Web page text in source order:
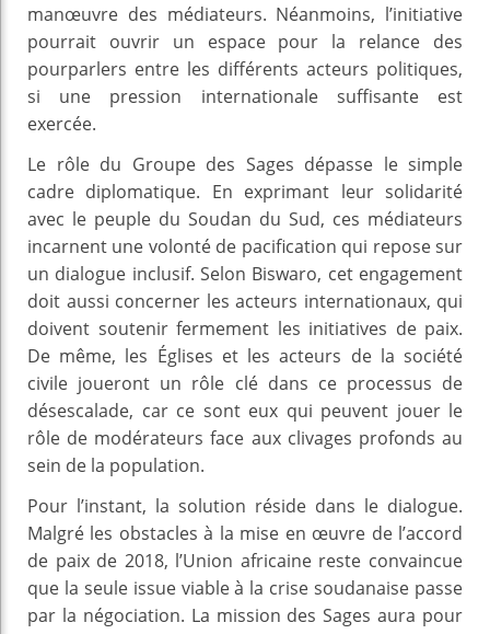
manœuvre des médiateurs. Néanmoins, l’initiative
pourrait ouvrir un espace pour la relance des
pourparlers entre les différents acteurs politiques,
si une pression internationale suffisante est
exercée.
Le rôle du Groupe des Sages dépasse le simple
cadre diplomatique. En exprimant leur solidarité
avec le peuple du Soudan du Sud, ces médiateurs
incarnent une volonté de pacification qui repose sur
un dialogue inclusif. Selon Biswaro, cet engagement
doit aussi concerner les acteurs internationaux, qui
doivent soutenir fermement les initiatives de paix.
De même, les Églises et les acteurs de la société
civile joueront un rôle clé dans ce processus de
désescalade, car ce sont eux qui peuvent jouer le
rôle de modérateurs face aux clivages profonds au
sein de la population.
Pour l’instant, la solution réside dans le dialogue.
Malgré les obstacles à la mise en œuvre de l’accord
de paix de 2018, l’Union africaine reste convaincue
que la seule issue viable à la crise soudanaise passe
par la négociation. La mission des Sages aura pour